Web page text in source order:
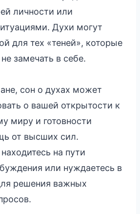
личности или
Духи могут
для тех «теней», которые
замечать в себе.
сон о духах может
о вашей открытости к
миру и готовности
от высших сил.
на пути
или нуждаетесь в
решения важных